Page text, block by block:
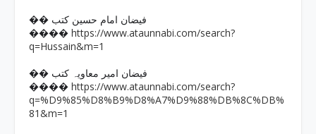
�� فیضان امام حسین کتب
���� https://www.ataunnabi.com/search?
q=Hussain&m=1
�� فیضان امیر معاویہ کتب
���� https://www.ataunnabi.com/search?
q=%D9%85%D8%B9%D8%A7%D9%88%DB%8C%DB%
81&m=1